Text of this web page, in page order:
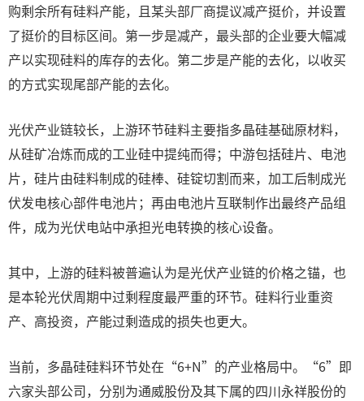
购剩余所有硅料产能，且某头部厂商提议减产挺价，并设置
了挺价的目标区间。第一步是减产，最头部的企业要大幅减
产以实现硅料的库存的去化。第二步是产能的去化，以收买
的方式实现尾部产能的去化。
光伏产业链较长，上游环节硅料主要指多晶硅基础原材料，
从硅矿冶炼而成的工业硅中提纯而得；中游包括硅片、电池
片，硅片由硅料制成的硅棒、硅锭切割而来，加工后制成光
伏发电核心部件电池片；再由电池片互联制作出最终产品组
件，成为光伏电站中承担光电转换的核心设备。
其中，上游的硅料被普遍认为是光伏产业链的价格之锚，也
是本轮光伏周期中过剩程度最严重的环节。硅料行业重资
产、高投资，产能过剩造成的损失也更大。
当前，多晶硅硅料环节处在“6+N”的产业格局中。“6”即
六家头部公司，分别为通威股份及其下属的四川永祥股份的